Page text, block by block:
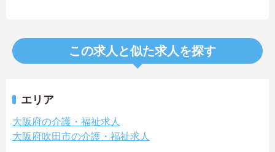
この求人と似た求人を探す
エリア
大阪府の介護・福祉求人
大阪府吹田市の介護・福祉求人